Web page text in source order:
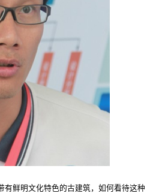
鲜明文化特色的古建筑，如何看待这种